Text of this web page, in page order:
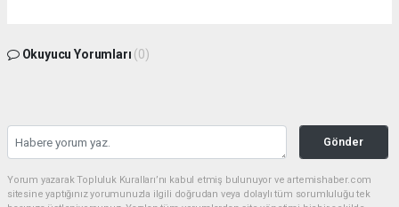
Okuyucu Yorumları (0)
Gönder
Yorum yazarak Topluluk Kuralları’nı kabul etmiş bulunuyor ve artemishaber.com
sitesine yaptığınız yorumunuzla ilgili doğrudan veya dolaylı tüm sorumluluğu tek